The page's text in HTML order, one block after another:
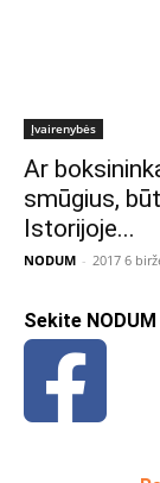
Įvairenybės
Ar
smūgius,
Istorijoje...
NODUM - 2017 6
Sekite